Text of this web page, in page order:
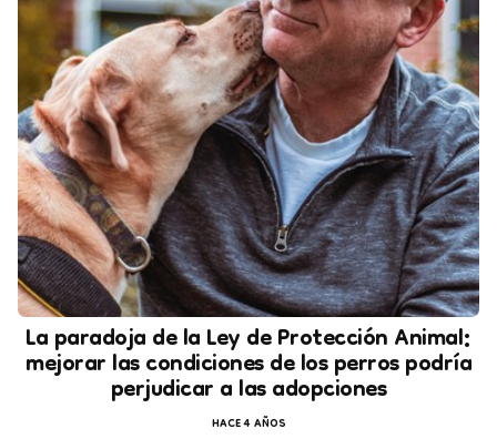
La paradoja de la Ley de Protección Animal:
mejorar las condiciones de los perros podría
perjudicar a las adopciones
HACE 4 AÑOS